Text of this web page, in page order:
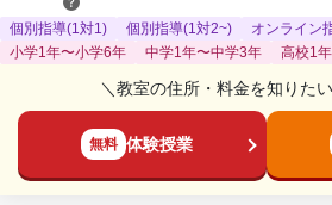
個別指導(1対1) 個別指導(1対2~) オンライン
小学1年〜小学6年
中学1年〜中学3年 高校1
＼教室の住所・料金を知りた
無料 体験授業